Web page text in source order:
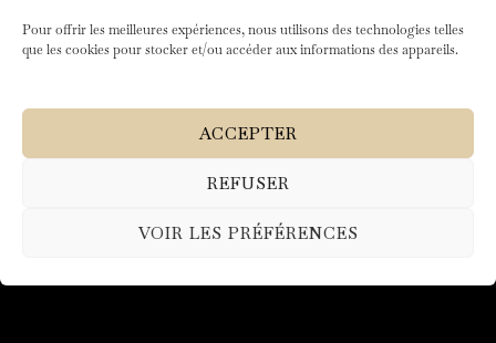
Pour offrir les meilleures expériences, nous utilisons des technologies telles
que les cookies pour stocker et/ou accéder aux informations des appareils.
ACCEPTER
REFUSER
VOIR LES PRÉFÉRENCES
Lifestyle
Villa